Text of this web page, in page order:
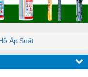
Áp Suất